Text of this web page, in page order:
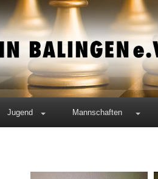
Jugend Mannschaften